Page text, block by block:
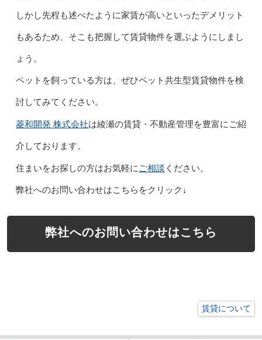
しかし先程も述べたように家賃が高いといったデメリット
もあるため、そこも把握して賃貸物件を選ぶようにしまし
ょう。
ペットを飼っている方は、ぜひペット共生型賃貸物件を検
討してみてください。
菱和開発 株式会社は綾瀬の賃貸・不動産管理を豊富にご紹
介しております。
住まいをお探しの方はお気軽にご相談 ください。
弊社へのお問い合わせはこちらをクリック↓
弊社へのお問い合わせはこちら
賃貸について